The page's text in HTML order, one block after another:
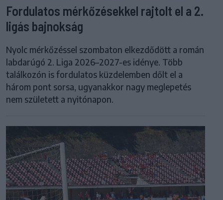
Fordulatos mérkőzésekkel rajtolt el a 2.
ligás bajnokság
Nyolc mérkőzéssel szombaton elkezdődött a román
labdarúgó 2. Liga 2026–2027-es idénye. Több
találkozón is fordulatos küzdelemben dőlt el a
három pont sorsa, ugyanakkor nagy meglepetés
nem született a nyitónapon.